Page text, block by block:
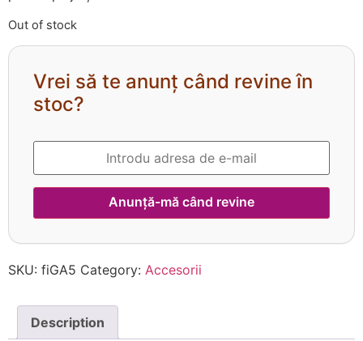
Out of stock
Vrei să te anunț când revine în
stoc?
SKU: fiGA5 Category: Accesorii
Description